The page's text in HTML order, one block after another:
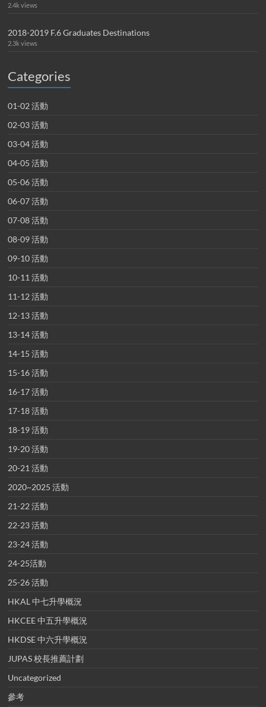
2.4k views
2018-2019 F.6 Graduates Destinations
2.3k views
Categories
01-02 活動
02-03 活動
03-04 活動
04-05 活動
05-06 活動
06-07 活動
07-08 活動
08-09 活動
09-10 活動
10-11 活動
11-12 活動
12-13 活動
13-14 活動
14-15 活動
15-16 活動
16-17 活動
17-18 活動
18-19 活動
19-20 活動
20-21 活動
2020~2025 活動
21-22 活動
22-23 活動
23-24 活動
24-25活動
25-26 活動
HKAL 中七升學概況
HKCEE 中五升學概況
HKDSE 中六升學概況
JUPAS 校長推薦計劃
Uncategorized
參考